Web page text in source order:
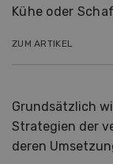
Kühe oder
ZUM ARTIKEL
Grundsätzlich
Strategien der
deren